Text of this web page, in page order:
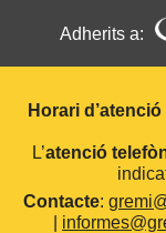
Adherits a:
Horari
L’atenció
Contacte: